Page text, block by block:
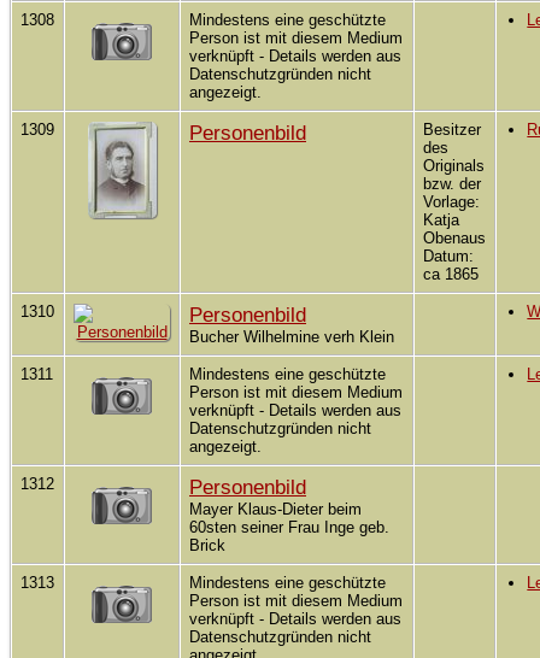
1308
Mindestens eine geschützte
Person ist mit diesem Medium
verknüpft - Details werden aus
Datenschutzgründen nicht
angezeigt.
1309 Personenbild
Besitzer
des
Originals
bzw. der
Vorlage:
Katja
Obenaus
Datum:
ca 1865
1310 Personenbild
Bucher Wilhelmine verh Klein
1311
Mindestens eine geschützte
Person ist mit diesem Medium
verknüpft - Details werden aus
Datenschutzgründen nicht
angezeigt.
1312 Personenbild
Mayer Klaus-Dieter beim
60sten seiner Frau Inge geb.
Brick
1313
Mindestens eine geschützte
Person ist mit diesem Medium
verknüpft - Details werden aus
Datenschutzgründen nicht